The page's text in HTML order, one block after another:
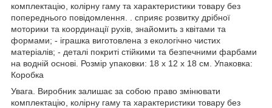
комплектацію, колірну гаму та характеристики товару без
попереднього повідомлення. . сприяє розвитку дрібної
моторики та координації рухів, знайомить з квітами та
формами; - іграшка виготовлена з екологічно чистих
матеріалів; - деталі покриті стійкими та безпечними фарбами
на водній основі. Розмір упаковки: 18 х 12 х 18 см. Упаковка:
Коробка
Увага. Виробник залишає за собою право змінювати
комплектацію, колірну гаму та характеристики товару без